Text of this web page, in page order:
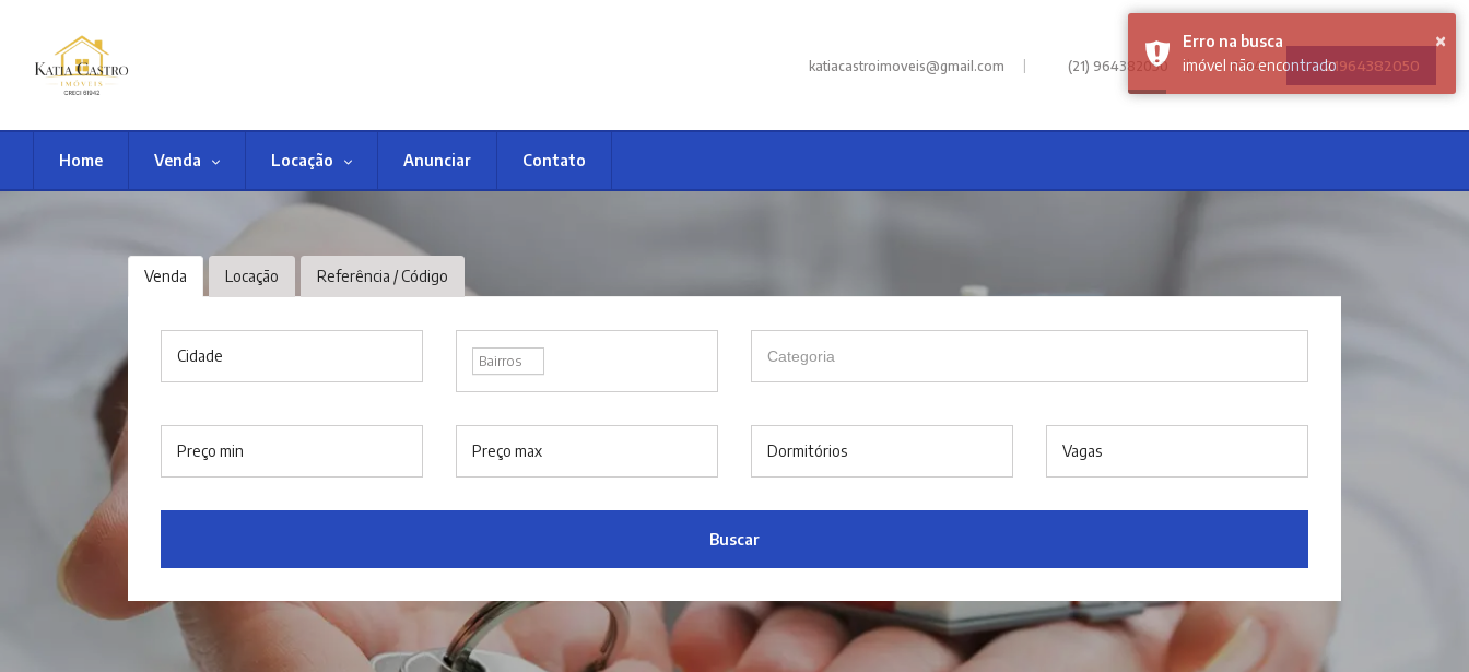
katiacastroimoveis@gmail.com | (21) 964382050 | 61942 21964382050
Home Venda Locação Anunciar Contato
Venda Locação Referência / Código
Cidade Bairros
Preço min Preço max Dormitórios Vagas
Buscar